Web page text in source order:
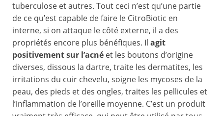
tuberculose et autres. Tout ceci n’est qu’une partie
de ce qu’est capable de faire le CitroBiotic en
interne, si on attaque le côté externe, il a des
propriétés encore plus bénéfiques. Il agit
positivement sur l’acné et les boutons d’origine
diverses, dissous la dartre, traite les dermatites, les
irritations du cuir chevelu, soigne les mycoses de la
peau, des pieds et des ongles, traites les pellicules et
l’inflammation de l’oreille moyenne. C’est un produit